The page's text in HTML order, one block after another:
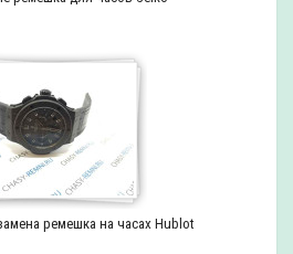
ремешка на часах Hublot